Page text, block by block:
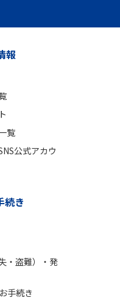
報
覧
公式アカウ
続き
・盗難）・発
手続き